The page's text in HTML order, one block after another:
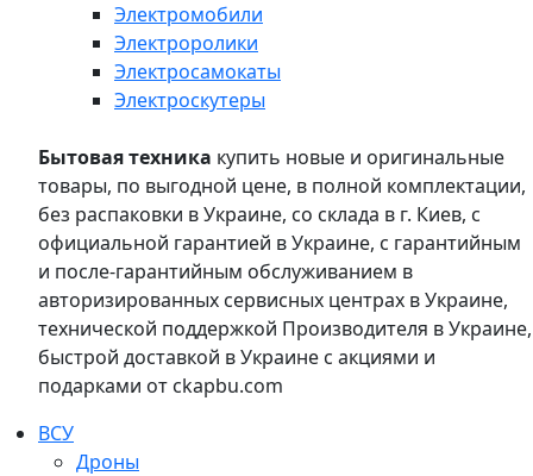
Электромобили
Электроролики
Электросамокаты
Электроскутеры
Бытовая техника купить новые и оригинальные
товары, по выгодной цене, в полной комплектации,
без распаковки в Украине, со склада в г. Киев, с
официальной гарантией в Украине, с гарантийным
и после-гарантийным обслуживанием в
авторизированных сервисных центрах в Украине,
технической поддержкой Производителя в Украине,
быстрой доставкой в Украине с акциями и
подарками от ckapbu.com
ВСУ
Дроны